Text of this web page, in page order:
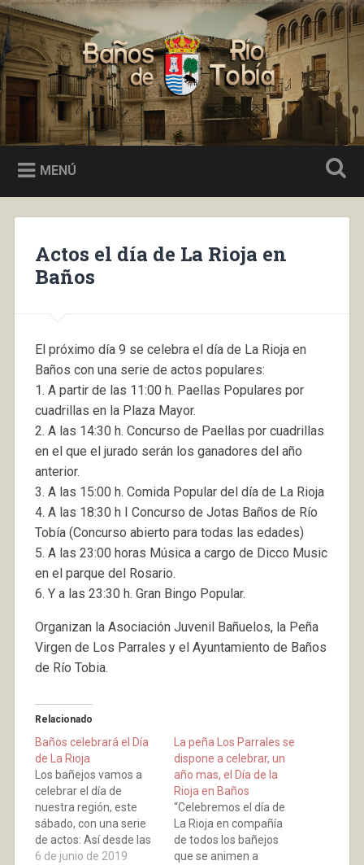
Saltar
al
contenido
Buscar
Baños de Río Tobía
MENÚ
Actos el día de La Rioja en
Baños
El próximo día 9 se celebra el día de La Rioja en
Baños con una serie de actos populares:
1. A partir de las 11:00 h. Paellas Populares por
cuadrillas en la Plaza Mayor.
2. A las 14:30 h. Concurso de Paellas por cuadrillas
en el que el jurado serán los ganadores del año
anterior.
3. A las 15:00 h. Comida Popular del día de La Rioja
4. A las 18:30 h I Concurso de Jotas Baños de Río
Tobía (Concurso abierto para todas las edades)
5. A las 23:00 horas Música a cargo de Dicco Music
en el parque del Rosario.
6. Y a las 23:30 h. Gran Bingo Popular.
Organizan la Asociación Juvenil Bañuelos, la Peña
Virgen de Los Parrales y el Ayuntamiento de Baños
de Río Tobia.
Relacionado
Baños celebrará el Día
de La Rioja
Los bañejos vamos a
celebrar el día de
nuestra región, este
sábado, con una serie
de actos: Así desde las
11:30 h. estará abierto
6 de junio de 2019
La peña Los Parrales se
dispone a celebrar, un
año mas, el Día de la
Rioja en Baños
“Celebremos el día de
La Rioja en compañía
de todos los bañejos
que se animen a